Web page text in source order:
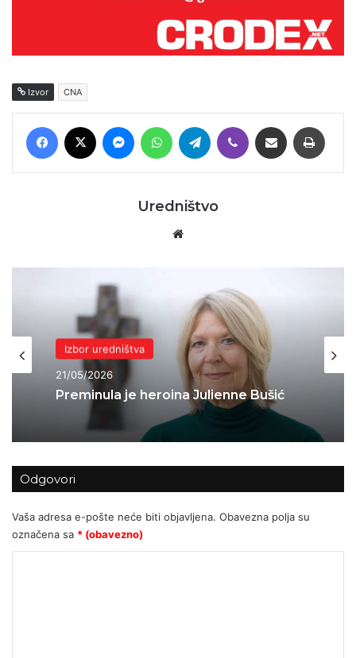
Izvor CNA
Facebook MessengerWhatsAppTelegram Viber Podijeli putem E-maila
Uredništvo
Izbor uredništva
21/05/2026
Preminula je heroina Julienne Bušić
Odgovori
Vaša adresa e-pošte neće biti objavljena. Obavezna polja su
označena sa * (obavezno)